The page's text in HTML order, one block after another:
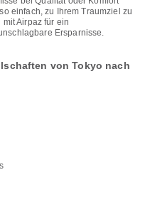
einfach, zu Ihrem Traumziel zu
Airpaz für ein
Ersparnisse.
von Tokyo nach